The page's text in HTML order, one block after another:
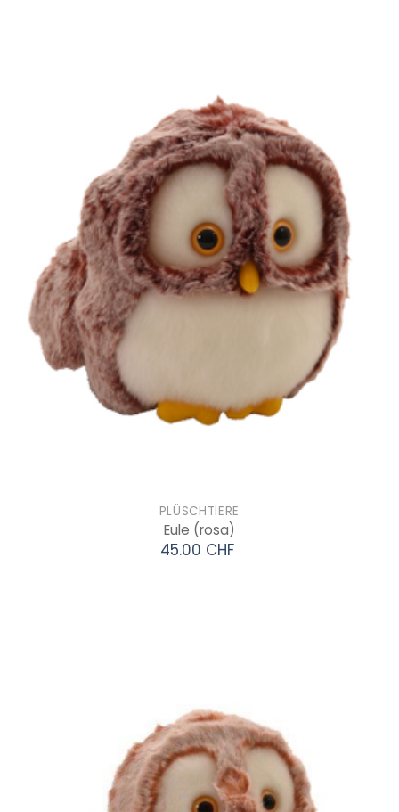
PLÜSCHTIERE
Eule (rosa)
45.00 CHF